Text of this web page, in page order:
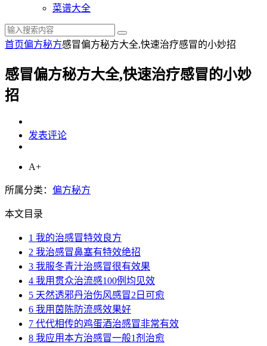
菜谱大全
首页偏方秘方感冒偏方秘方大全,快速治疗感冒的小妙招
感冒偏方秘方大全,快速治疗感冒的小妙
招
发表评论
A+
所属分类： 偏方秘方
本文目录
1 我的治感冒特效良方
2 我治感冒鼻塞有特效绝招
3 我服冬青汁治感冒很有效果
4 我用贯众治流感100例均见效
5 天然透邪丹治伤风感冒2日可愈
6 我用茵陈防流感效果好
7 代代相传的鸡蛋酒治感冒非常有效
8 我应用本方治感冒一般1剂治愈